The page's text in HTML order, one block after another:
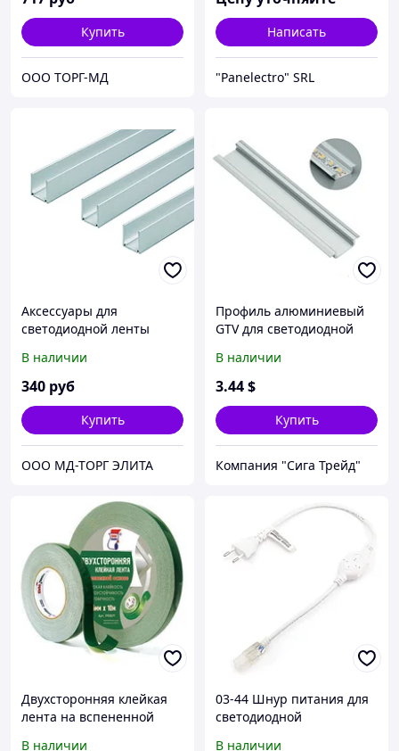
2 м. инд. упак.(3014)
Купить
ООО ТОРГ-МД
Написать
"Panelectro" SRL
Аксессуары для
светодиодной ленты
В наличии
340 руб
Купить
ООО МД-ТОРГ ЭЛИТА
Профиль алюминиевый
GTV для светодиодной
метра. ПОЛЬША!
В наличии
3.44$
Купить
Компания "Сига Трейд"
Двухсторонняя клейкая
лента на вспененной
В наличии
03-44 Шнур питания для
светодиодной
В наличии